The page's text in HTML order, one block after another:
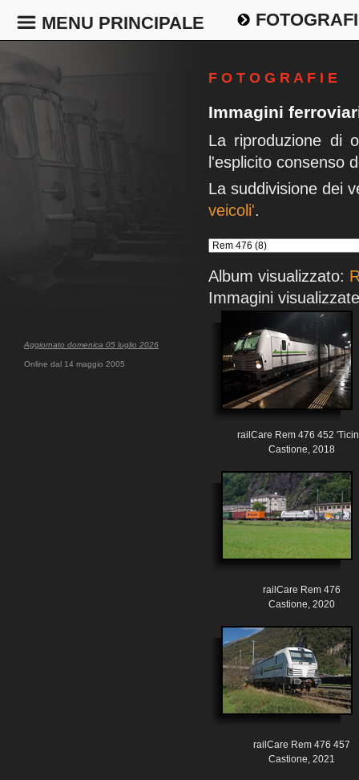
MENU PRINCIPALE
Aggiornato domenica 05 luglio 2026
Online dal 14 maggio 2005
F O T O G R A F I E
Immagini
La riproduzione di
l'esplicito consenso
La suddivisione dei
veicoli'.
Album visualizzato:
Immagini
railCare Rem 476 452
Castione, 2018
railCare Rem 476
Castione, 2020
railCare Rem 476 457
Castione, 2021